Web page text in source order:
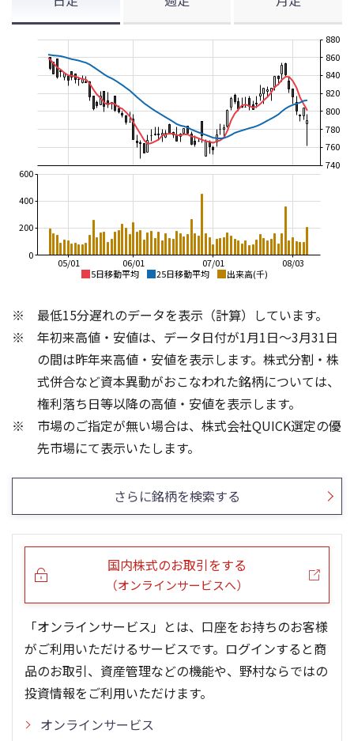
5日移動平均 25日移動平均 出来高(千)
08/03
07/01
06/01
05/01
740
760
780
800
820
840
860
880
0
200
400
600
13週移動平均 26週移動平均 出来高(千)
700
850
900
950
1,000
1,050
0
300
5ヶ月移動平均 25ヶ月移動平均 出来高(千)
500
700
800
900
1,000
0
200
400
最低15分遅れのデータを表示（計算）しています。
年初来高値・安値は、データ日付が1月1日～3月31日
の間は昨年来高値・安値を表示します。株式分割・株
式併合など資本異動がおこなわれた銘柄については、
権利落ち日等以降の高値・安値を表示します。
市場のご指定が無い場合は、株式会社QUICK選定の優
先市場にて表示いたします。
さらに銘柄を検索する
国内株式のお取引をする
（オンラインサービスへ）
「オンラインサービス」とは、口座をお持ちのお客様
がご利用いただけるサービスです。ログインすると商
品のお取引、資産管理などの機能や、野村ならではの
投資情報をご利用いただけます。
オンラインサービス